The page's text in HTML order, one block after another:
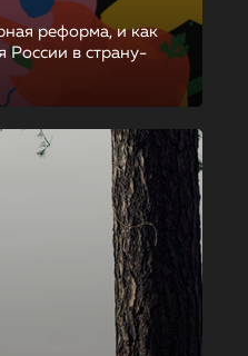
реформа, и как
России в страну-